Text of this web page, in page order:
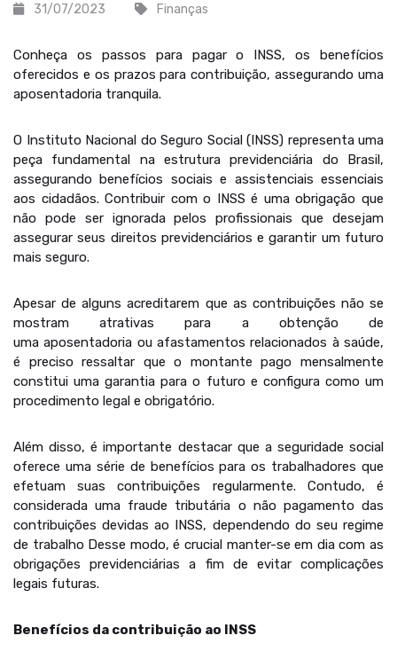
31/07/2023 Finanças
Conheça os passos para pagar o INSS, os benefícios
oferecidos e os prazos para contribuição, assegurando uma
aposentadoria tranquila.
O Instituto Nacional do Seguro Social (INSS) representa uma
peça fundamental na estrutura previdenciária do Brasil,
assegurando benefícios sociais e assistenciais essenciais
aos cidadãos. Contribuir com o INSS é uma obrigação que
não pode ser ignorada pelos profissionais que desejam
assegurar seus direitos previdenciários e garantir um futuro
mais seguro.
Apesar de alguns acreditarem que as contribuições não se
mostram atrativas para a obtenção de
uma aposentadoria ou afastamentos relacionados à saúde,
é preciso ressaltar que o montante pago mensalmente
constitui uma garantia para o futuro e configura como um
procedimento legal e obrigatório.
Além disso, é importante destacar que a seguridade social
oferece uma série de benefícios para os trabalhadores que
efetuam suas contribuições regularmente. Contudo, é
considerada uma fraude tributária o não pagamento das
contribuições devidas ao INSS, dependendo do seu regime
de trabalho Desse modo, é crucial manter-se em dia com as
obrigações previdenciárias a fim de evitar complicações
legais futuras.
Benefícios da contribuição ao INSS